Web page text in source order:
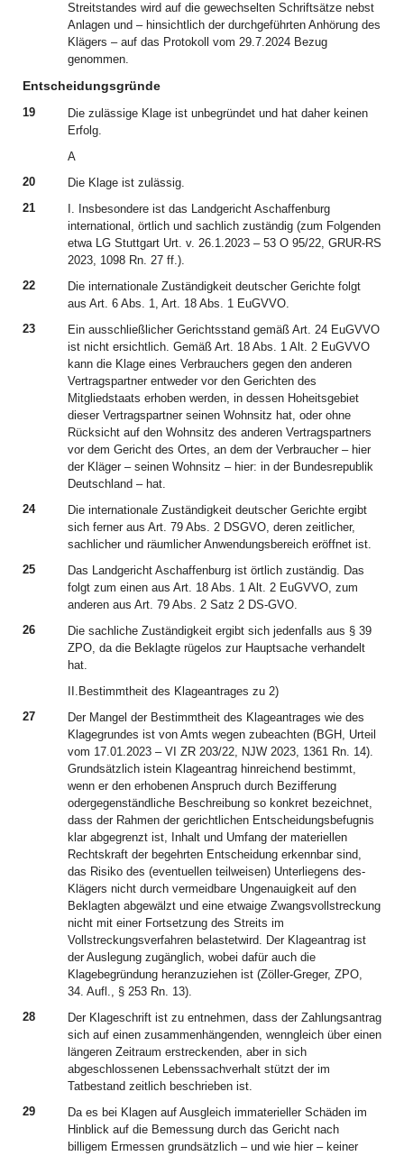
Streitstandes wird auf die gewechselten Schriftsätze nebst
Anlagen und – hinsichtlich der durchgeführten Anhörung des
Klägers – auf das Protokoll vom 29.7.2024 Bezug
genommen.
Entscheidungsgründe
19
Die zulässige Klage ist unbegründet und hat daher keinen
Erfolg.
A
20
Die Klage ist zulässig.
21
I. Insbesondere ist das Landgericht Aschaffenburg
international, örtlich und sachlich zuständig (zum Folgenden
etwa LG Stuttgart Urt. v. 26.1.2023 – 53 O 95/22, GRUR-RS
2023, 1098 Rn. 27 ff.).
22
Die internationale Zuständigkeit deutscher Gerichte folgt
aus Art. 6 Abs. 1, Art. 18 Abs. 1 EuGVVO.
23
Ein ausschließlicher Gerichtsstand gemäß Art. 24 EuGVVO
ist nicht ersichtlich. Gemäß Art. 18 Abs. 1 Alt. 2 EuGVVO
kann die Klage eines Verbrauchers gegen den anderen
Vertragspartner entweder vor den Gerichten des
Mitgliedstaats erhoben werden, in dessen Hoheitsgebiet
dieser Vertragspartner seinen Wohnsitz hat, oder ohne
Rücksicht auf den Wohnsitz des anderen Vertragspartners
vor dem Gericht des Ortes, an dem der Verbraucher – hier
der Kläger – seinen Wohnsitz – hier: in der Bundesrepublik
Deutschland – hat.
24
Die internationale Zuständigkeit deutscher Gerichte ergibt
sich ferner aus Art. 79 Abs. 2 DSGVO, deren zeitlicher,
sachlicher und räumlicher Anwendungsbereich eröffnet ist.
25
Das Landgericht Aschaffenburg ist örtlich zuständig. Das
folgt zum einen aus Art. 18 Abs. 1 Alt. 2 EuGVVO, zum
anderen aus Art. 79 Abs. 2 Satz 2 DS-GVO.
26
Die sachliche Zuständigkeit ergibt sich jedenfalls aus § 39
ZPO, da die Beklagte rügelos zur Hauptsache verhandelt
hat.
II.Bestimmtheit des Klageantrages zu 2)
27
Der Mangel der Bestimmtheit des Klageantrages wie des
Klagegrundes ist von Amts wegen zubeachten (BGH, Urteil
vom 17.01.2023 – VI ZR 203/22, NJW 2023, 1361 Rn. 14).
Grundsätzlich istein Klageantrag hinreichend bestimmt,
wenn er den erhobenen Anspruch durch Bezifferung
odergegenständliche Beschreibung so konkret bezeichnet,
dass der Rahmen der gerichtlichen Entscheidungsbefugnis
klar abgegrenzt ist, Inhalt und Umfang der materiellen
Rechtskraft der begehrten Entscheidung erkennbar sind,
das Risiko des (eventuellen teilweisen) Unterliegens des-
Klägers nicht durch vermeidbare Ungenauigkeit auf den
Beklagten abgewälzt und eine etwaige Zwangsvollstreckung
nicht mit einer Fortsetzung des Streits im
Vollstreckungsverfahren belastetwird. Der Klageantrag ist
der Auslegung zugänglich, wobei dafür auch die
Klagebegründung heranzuziehen ist (Zöller-Greger, ZPO,
34. Aufl., § 253 Rn. 13).
28
Der Klageschrift ist zu entnehmen, dass der Zahlungsantrag
sich auf einen zusammenhängenden, wenngleich über einen
längeren Zeitraum erstreckenden, aber in sich
abgeschlossenen Lebenssachverhalt stützt der im
Tatbestand zeitlich beschrieben ist.
29
Da es bei Klagen auf Ausgleich immaterieller Schäden im
Hinblick auf die Bemessung durch das Gericht nach
billigem Ermessen grundsätzlich – und wie hier – keiner